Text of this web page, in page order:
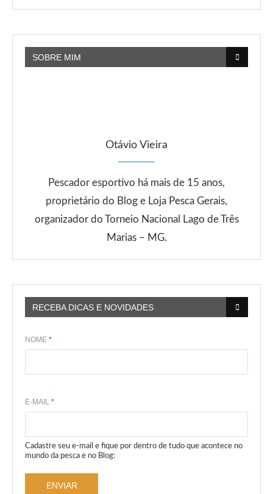
SOBRE MIM
Otávio Vieira
Pescador esportivo há mais de 15 anos,
proprietário do Blog e Loja Pesca Gerais,
organizador do Torneio Nacional Lago de Três
Marias – MG.
RECEBA DICAS E NOVIDADES
NOME *
E-MAIL *
Cadastre seu e-mail e fique por dentro de tudo que acontece no
mundo da pesca e no Blog:
ENVIAR